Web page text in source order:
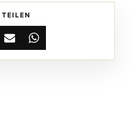
EmailWhatsApp